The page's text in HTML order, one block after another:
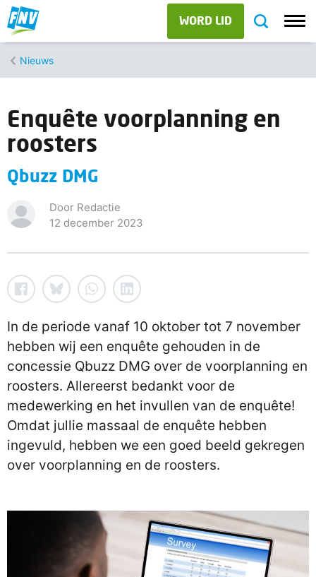
WORD LID
Nieuws
Enquête voorplanning en
roosters
Qbuzz DMG
Door Redactie
12 december 2023
In de periode vanaf 10 oktober tot 7 november
hebben wij een enquête gehouden in de
concessie Qbuzz DMG over de voorplanning en
roosters. Allereerst bedankt voor de
medewerking en het invullen van de enquête!
Omdat jullie massaal de enquête hebben
ingevuld, hebben we een goed beeld gekregen
over voorplanning en de roosters.